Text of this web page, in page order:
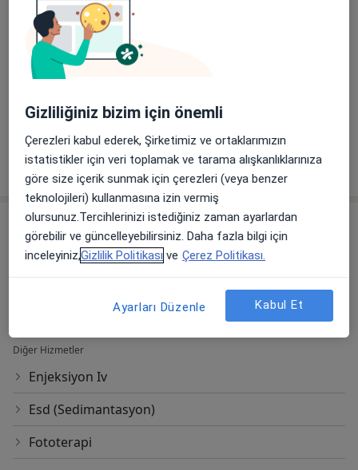
Galeriyi görüntüle (1)
Tümünü gösterdeneyim hakkında
Hizmetler
Başlıca Hizmetler
Çocuk Sağlığı Ve Hastalıkları Randevusu
Paşakonak Mah. Sağlık Cad. No:16, Balıkesir
Özel Bandırma Royal Hastanesi
Diğer Hizmetler
Enjeksiyon Iv
Esd (Sedimantasyon)
Fototerapi
Gizliliğiniz bizim için önemli
Çerezleri kabul ederek, Şirketimiz ve ortaklarımızın
istatistikler için veri toplamak ve tarama alışkanlıklarınıza
göre size içerik sunmak için çerezleri (veya benzer
teknolojileri) kullanmasına izin vermiş
olursunuz.Tercihlerinizi istediğiniz zaman ayarlardan
görebilir ve güncelleyebilirsiniz. Daha fazla bilgi için
inceleyiniz,Gizlilik Politikası ve Çerez Politikası.
Ayarları Düzenle Kabul Et